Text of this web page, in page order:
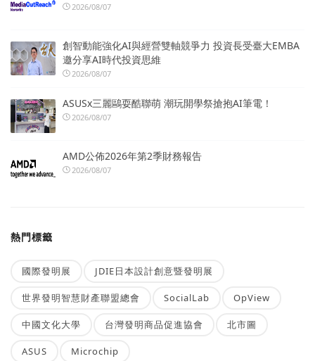
2026/08/07
創智動能強化AI與經營雙軸競爭力 投資長受臺大EMBA
邀分享AI時代投資思維
2026/08/07
ASUSx三麗鷗耍酷聯萌 潮玩開學祭搶抱AI筆電！
2026/08/07
AMD公佈2026年第2季財務報告
2026/08/07
熱門標籤
國際發明展 JDIE日本設計創意暨發明展
世界發明智慧財產聯盟總會 SocialLab OpView
中國文化大學 台灣發明商品促進協會 北市圖
ASUS Microchip